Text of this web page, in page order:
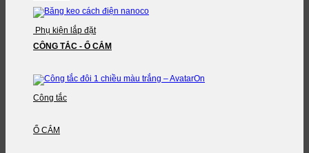
Phụ kiện lắp đặt
CÔNG TẮC - Ổ CẮM
Công tắc
Ổ CẮM